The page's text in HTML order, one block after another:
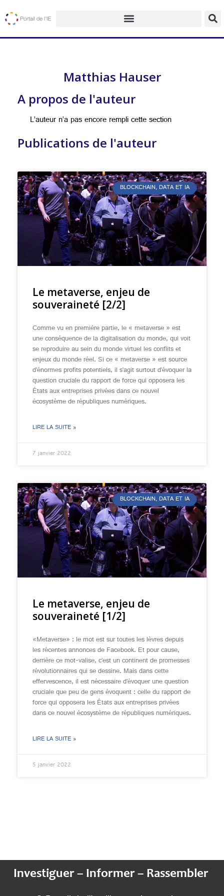
Matthias Hauser
A propos de l'auteur
L’auteur n’a pas encore rempli cette section
Publications de l'auteur
BLOCKCHAIN, DATA ET IA
Le metaverse, enjeu de
souveraineté [2/2]
Comme vu en première partie, le « metaverse » est
une conséquence de la digitalisation du monde, qui voit
se reproduire au sein du monde virtuel les conflits et
enjeux du monde réel. Si ce « metaverse » est source
d’énormes profits potentiels, il s’agit surtout d’évoquer la
question cruciale du rapport de force qui opposera les
États aux entreprises privées dans ce nouvel
écosystème de républiques numériques.
LIRE LA SUITE »
7 janvier 2022
BLOCKCHAIN, DATA ET IA
Le metaverse, enjeu de
souveraineté [1/2]
«Metaverse» : le mot est sur toutes les lèvres depuis
les récentes annonces de Facebook. Et pour cause,
derrière ce mot-valise, c’est un continent de promesses
révolutionnaires qui se dessine. Mais dans cette
effervescence, il est nécessaire d’évoquer une question
cruciale que peu de gens évoquent : celle du rapport de
force qui opposera les États aux entreprises privées
dans ce nouvel écosystème de républiques numériques.
LIRE LA SUITE »
5 janvier 2022
Investiguer – Informer – Rassembler